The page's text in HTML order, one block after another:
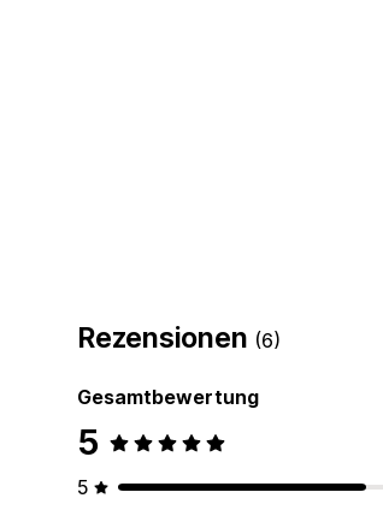
Rezensionen (6)
Gesamtbewertung
5
5